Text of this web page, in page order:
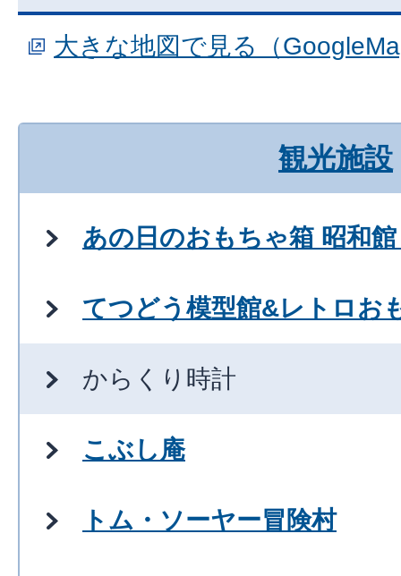
大きな地図で見る（
観光施設
あの日のおもちゃ箱 昭和
てつどう模型館&レトロお
からくり時計
こぶし庵
トム・ソーヤー冒険村